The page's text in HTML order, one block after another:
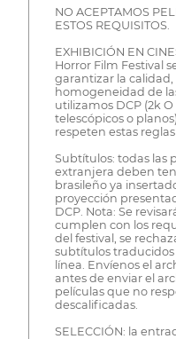
NO ACEPTAMOS
ESTOS REQUISITOS.
EXHIBICIÓN EN
Horror Film Festival
garantizar la calidad,
homogeneidad de
utilizamos DCP (2k
telescópicos o
respeten estas
Subtítulos: todas las
extranjera deben
brasileño ya
proyección
DCP. Nota: Se
cumplen con los
del festival, se
subtítulos
línea. Envíenos el
antes de enviar el
películas que no
descalificadas.
SELECCIÓN: la